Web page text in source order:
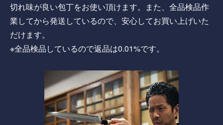
切れ味が良い包丁をお使い頂けます。また、全品検品作
業してから発送しているので、安心してお買い上げいた
だけます。
※全品検品しているので返品は0.01%です。